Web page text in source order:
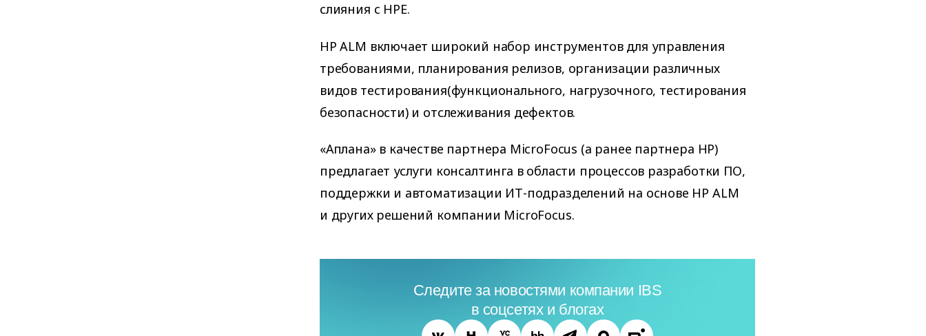
слияния с HPE.
HP ALM включает широкий набор инструментов для управления
требованиями, планирования релизов, организации различных
видов тестирования(функционального, нагрузочного, тестирования
безопасности) и отслеживания дефектов.
«Аплана» в качестве партнера MicroFocus (а ранее партнера HP)
предлагает услуги консалтинга в области процессов разработки ПО,
поддержки и автоматизации ИТ-подразделений на основе HP ALM
и других решений компании MicroFocus.
Следите за новостями компании IBS
в соцсетях и блогах